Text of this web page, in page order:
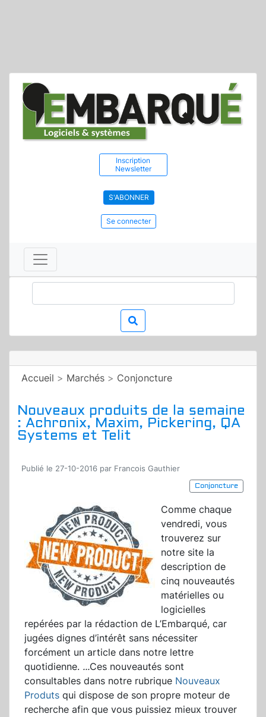
Inscription
Newsletter
S'ABONNER
Se connecter
Accueil > Marchés > Conjoncture
Nouveaux produits de la semaine
: Achronix, Maxim, Pickering, QA
Systems et Telit
Publié le 27-10-2016 par Francois Gauthier
Conjoncture
Comme chaque
vendredi, vous
trouverez sur
notre site la
description de
cinq nouveautés
matérielles ou
logicielles
repérées par la rédaction de L’Embarqué, car
jugées dignes d’intérêt sans nécessiter
forcément un article dans notre lettre
quotidienne. ...Ces nouveautés sont
consultables dans notre rubrique Nouveaux
Produts qui dispose de son propre moteur de
recherche afin que vous puissiez mieux trouver